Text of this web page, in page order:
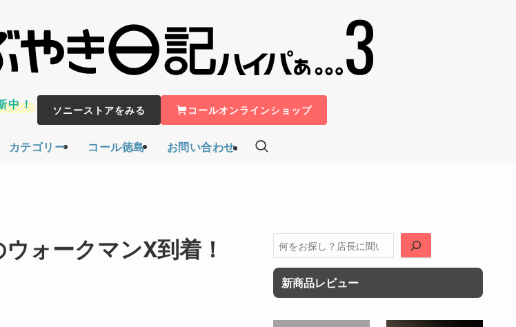
カテゴリー コール徳島 お問い合わせ
中！ ソニーストアをみる コールオンラインショップ
ォークマンX到着！
検
索
新商品レビュー